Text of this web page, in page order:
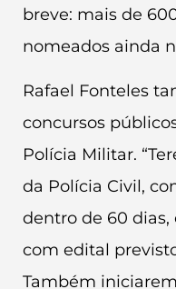
breve: mais de
nomeados ainda
Rafael Fonteles
concursos
Polícia Militar.
da Polícia Civil,
dentro de 60
com edital
Também